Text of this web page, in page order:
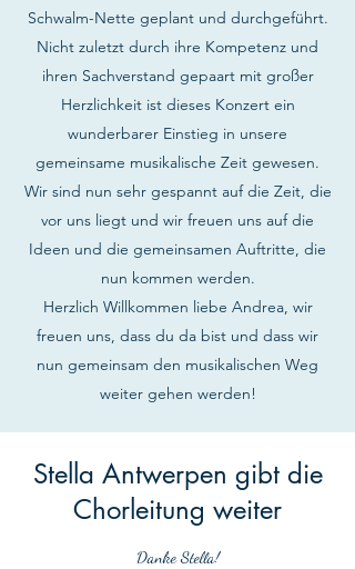
Schwalm-Nette geplant und durchgeführt.
Nicht zuletzt durch ihre Kompetenz und
ihren Sachverstand gepaart mit großer
Herzlichkeit ist dieses Konzert ein
wunderbarer Einstieg in unsere
gemeinsame musikalische Zeit gewesen.
Wir sind nun sehr gespannt auf die Zeit, die
vor uns liegt und wir freuen uns auf die
Ideen und die gemeinsamen Auftritte, die
nun kommen werden.
Herzlich Willkommen liebe Andrea, wir
freuen uns, dass du da bist und dass wir
nun gemeinsam den musikalischen Weg
weiter gehen werden!
Stella Antwerpen gibt die
Chorleitung weiter
Danke Stella!